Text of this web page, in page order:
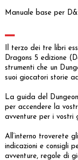
Manuale base per
Il terzo dei tre libri
Dragons 5 edizione
strumenti che un
suoi giocatori storie
La guida del
per accendere la
avventure per i vostri
All’interno troverete
indicazioni e consigli
avventure, regole di